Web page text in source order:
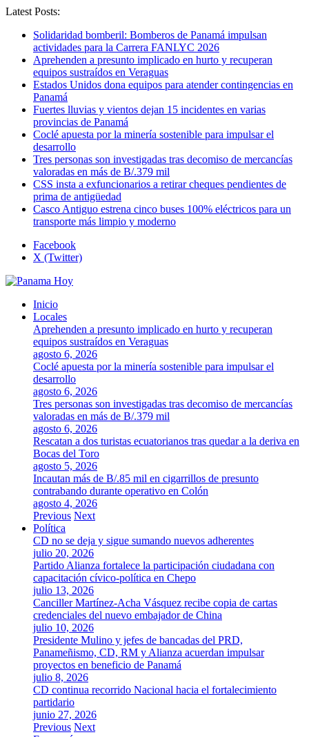
Latest Posts:
Solidaridad bomberil: Bomberos de Panamá impulsan
actividades para la Carrera FANLYC 2026
Aprehenden a presunto implicado en hurto y recuperan
equipos sustraídos en Veraguas
Estados Unidos dona equipos para atender contingencias en
Panamá
Fuertes lluvias y vientos dejan 15 incidentes en varias
provincias de Panamá
Coclé apuesta por la minería sostenible para impulsar el
desarrollo
Tres personas son investigadas tras decomiso de mercancías
valoradas en más de B/.379 mil
CSS insta a exfuncionarios a retirar cheques pendientes de
prima de antigüedad
Casco Antiguo estrena cinco buses 100% eléctricos para un
transporte más limpio y moderno
Facebook
X (Twitter)
Inicio
Locales
Aprehenden a presunto implicado en hurto y recuperan
equipos sustraídos en Veraguas
agosto 6, 2026
Coclé apuesta por la minería sostenible para impulsar el
desarrollo
agosto 6, 2026
Tres personas son investigadas tras decomiso de mercancías
valoradas en más de B/.379 mil
agosto 6, 2026
Rescatan a dos turistas ecuatorianos tras quedar a la deriva en
Bocas del Toro
agosto 5, 2026
Incautan más de B/.85 mil en cigarrillos de presunto
contrabando durante operativo en Colón
agosto 4, 2026
Previous Next
Política
CD no se deja y sigue sumando nuevos adherentes
julio 20, 2026
Partido Alianza fortalece la participación ciudadana con
capacitación cívico-política en Chepo
julio 13, 2026
Canciller Martínez-Acha Vásquez recibe copia de cartas
credenciales del nuevo embajador de China
julio 10, 2026
Presidente Mulino y jefes de bancadas del PRD,
Panameñismo, CD, RM y Alianza acuerdan impulsar
proyectos en beneficio de Panamá
julio 8, 2026
CD continua recorrido Nacional hacia el fortalecimiento
partidario
junio 27, 2026
Previous Next